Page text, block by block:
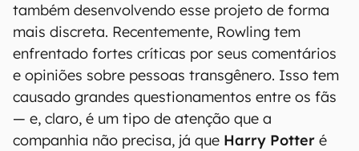
também desenvolvendo esse projeto de forma
mais discreta. Recentemente, Rowling tem
enfrentado fortes críticas por seus comentários
e opiniões sobre pessoas transgênero. Isso tem
causado grandes questionamentos entre os fãs
— e, claro, é um tipo de atenção que a
companhia não precisa, já que Harry Potter é